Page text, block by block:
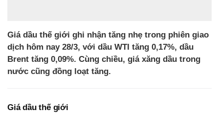
Giá dầu thế giới ghi nhận tăng nhẹ trong phiên giao
dịch hôm nay 28/3, với dầu WTI tăng 0,17%, dầu
Brent tăng 0,09%. Cùng chiều, giá xăng dầu trong
nước cũng đồng loạt tăng.
Giá dầu thế giới